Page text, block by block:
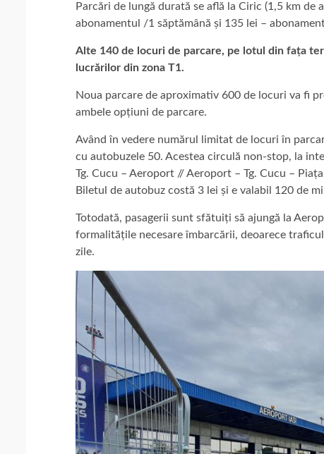
Parcări de lungă durată se află la Ciric (1,5 km
abonamentul /1 săptămână și 135 lei –
Alte 140 de locuri de parcare, pe lotul din fața
lucrărilor din zona T1.
Noua parcare de aproximativ 600 de locuri va fi
ambele opțiuni de parcare.
Având în vedere numărul limitat de locuri în
cu autobuzele 50. Acestea circulă non-stop, la
Tg. Cucu – Aeroport // Aeroport – Tg. Cucu –
Biletul de autobuz costă 3 lei și e valabil 120 de
Totodată, pasagerii sunt sfătuiți să ajungă la
formalitățile necesare îmbarcării, deoarece
zile.